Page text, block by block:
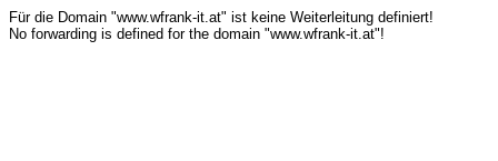
Für die Domain "www.wfrank-it.at" ist keine Weiterleitung definiert!
No forwarding is defined for the domain "www.wfrank-it.at"!